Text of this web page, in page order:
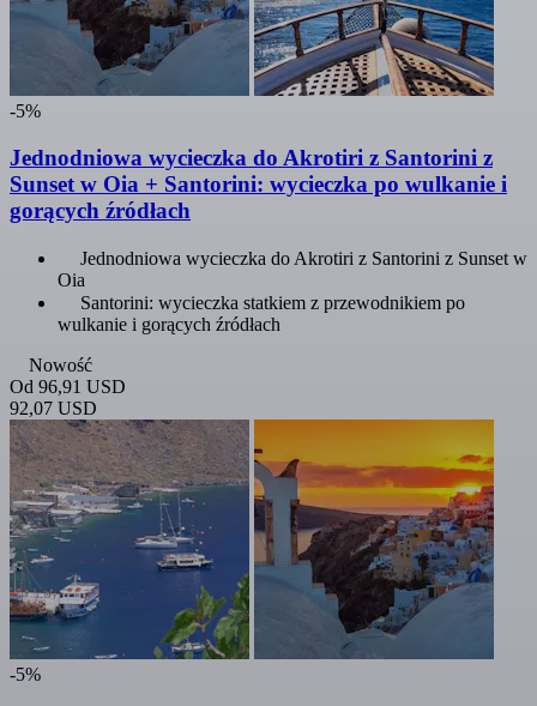
-5%
Jednodniowa wycieczka do Akrotiri z Santorini z
Sunset w Oia + Santorini: wycieczka po wulkanie i
gorących źródłach
Jednodniowa wycieczka do Akrotiri z Santorini z Sunset w
Oia
Santorini: wycieczka statkiem z przewodnikiem po
wulkanie i gorących źródłach
Nowość
Od 96,91 USD
92,07 USD
-5%